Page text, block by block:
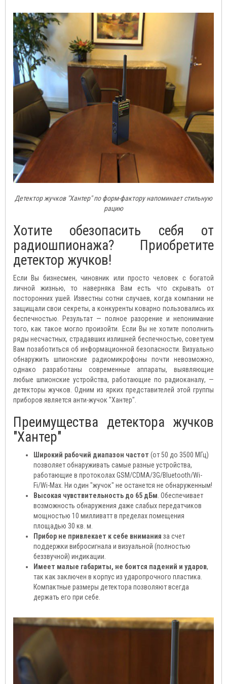
Детектор жучков "Хантер" по форм-фактору напоминает стильную
рацию
Хотите обезопасить себя от
радиошпионажа? Приобретите
детектор жучков!
Если Вы бизнесмен, чиновник или просто человек с богатой
личной жизнью, то наверняка Вам есть что скрывать от
посторонних ушей. Известны сотни случаев, когда компании не
защищали свои секреты, а конкуренты коварно пользовались их
беспечностью. Результат — полное разорение и непонимание
того, как такое могло произойти. Если Вы не хотите пополнить
ряды несчастных, страдавших излишней беспечностью, советуем
Вам позаботиться об информационной безопасности. Визуально
обнаружить шпионские радиомикрофоны почти невозможно,
однако разработаны современные аппараты, выявляющие
любые шпионские устройства, работающие по радиоканалу, —
детекторы жучков. Одним из ярких представителей этой группы
приборов является анти-жучок "Хантер".
Преимущества детектора жучков
"Хантер"
Широкий рабочий диапазон частот (от 50 до 3500 МГц)
позволяет обнаруживать самые разные устройства,
работающие в протоколах GSM/CDMA/3G/Bluetooth/Wi-
Fi/Wi-Max. Ни один "жучок" не останется не обнаруженным!
Высокая чувствительность до 65 дБм. Обеспечивает
возможность обнаружения даже слабых передатчиков
мощностью 10 милливатт в пределах помещения
площадью 30 кв. м.
Прибор не привлекает к себе внимания за счет
поддержки вибросигнала и визуальной (полностью
беззвучной) индикации.
Имеет малые габариты, не боится падений и ударов,
так как заключен в корпус из ударопрочного пластика.
Компактные размеры детектора позволяют всегда
держать его при себе.